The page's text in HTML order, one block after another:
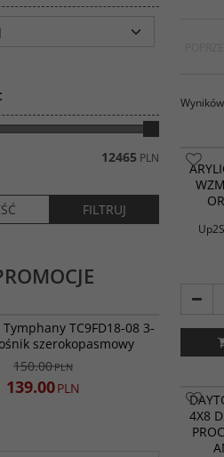
Dayton
4X8
:
12465 PLN
PROMOCJA
TC9FD18-08 3-
szerokopasmowy
150.00PLN
139.00PLN